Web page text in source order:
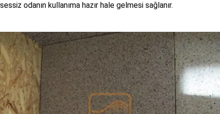
sessiz odanın kullanıma hazır hale gelmesi sağlanır.